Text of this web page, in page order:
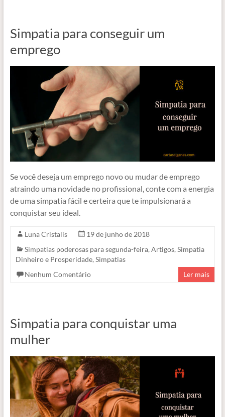
Simpatia para conseguir um
emprego
Se você deseja um emprego novo ou mudar de emprego
atraindo uma novidade no profissional, conte com a energia
de uma simpatia fácil e certeira que te impulsionará a
conquistar seu ideal.
Luna Cristalis
19 de junho de 2018
Simpatias poderosas para segunda-feira,Artigos,Simpatia
Dinheiro e Prosperidade,Simpatias
Nenhum Comentário
Ler mais
Simpatia para conquistar uma
mulher